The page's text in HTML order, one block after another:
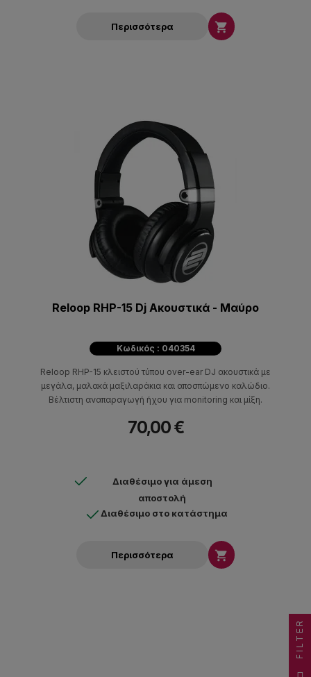
Περισσότερα 
Reloop RHP-15 Dj Ακουστικά - Μαύρο
Κωδικός : 040354
Reloop RHP-15 κλειστού τύπου over-ear DJ ακουστικά με
μεγάλα, μαλακά μαξιλαράκια και αποσπώμενο καλώδιο.
Βέλτιστη αναπαραγωγή ήχου για monitoring και μίξη.
70,00 €
Διαθέσιμο για άμεση
αποστολή
Διαθέσιμο στο κατάστημα
Περισσότερα 
FILTER